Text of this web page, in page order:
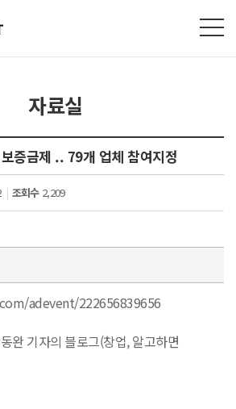
자료실
증금제 .. 79개 업체 참여지정
조회수2,209
adevent/222656839656
완 기자의 블로그(창업, 알고하면